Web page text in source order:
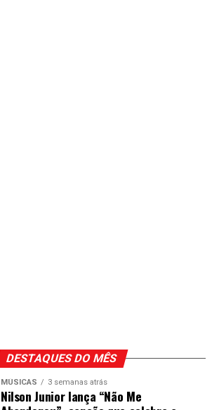
DESTAQUES DO MÊS
MÚSICAS 3 semanas atrás
Nilson Junior lança “Não Me